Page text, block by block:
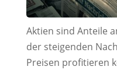
Aktien sind Anteile
der steigenden
Preisen profitieren